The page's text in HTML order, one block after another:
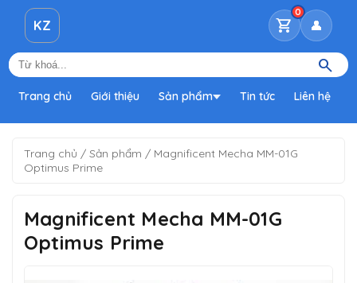
KZ
Trang chủ Giới thiệu Sản phẩm Tin tức Liên hệ
search
shopping_cart
0
👤
Trang chủ / Sản phẩm / Magnificent Mecha MM-01G
Optimus Prime
Magnificent Mecha MM-01G
Optimus Prime